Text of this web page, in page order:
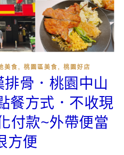
美食 , 桃園區美食 , 桃園好店
排骨．桃園中山
餐方式．不收現
付款~外帶便當
方便